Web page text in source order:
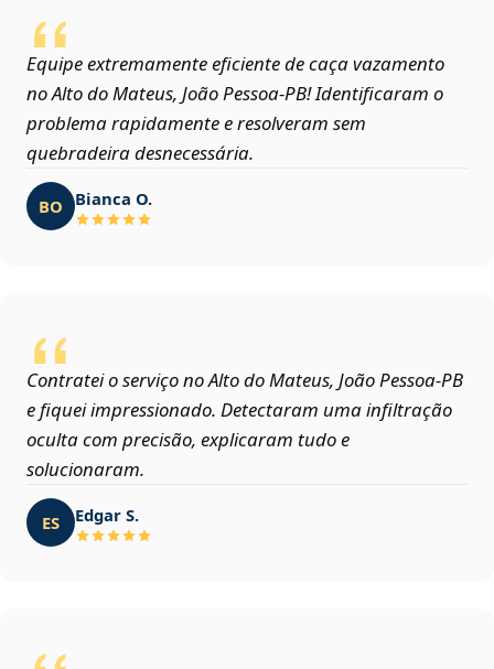
Equipe extremamente eficiente de caça vazamento
no Alto do Mateus, João Pessoa‑PB! Identificaram o
problema rapidamente e resolveram sem
quebradeira desnecessária.
BO Bianca O.
Contratei o serviço no Alto do Mateus, João Pessoa‑PB
e fiquei impressionado. Detectaram uma infiltração
oculta com precisão, explicaram tudo e
solucionaram.
ES Edgar S.